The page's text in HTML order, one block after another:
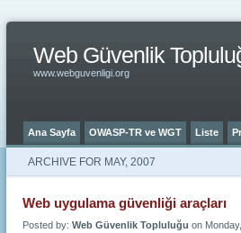
Web Güvenlik
www.webguvenligi.org
Ana Sayfa OWASP-TR ve WGT Liste
ARCHIVE FOR MAY, 2007
Web uygulama güvenliği araçları
Posted by: Web Güvenlik Topluluğu on